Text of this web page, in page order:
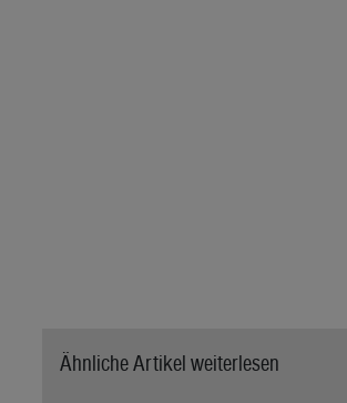
Ähnliche Artikel weiterlesen